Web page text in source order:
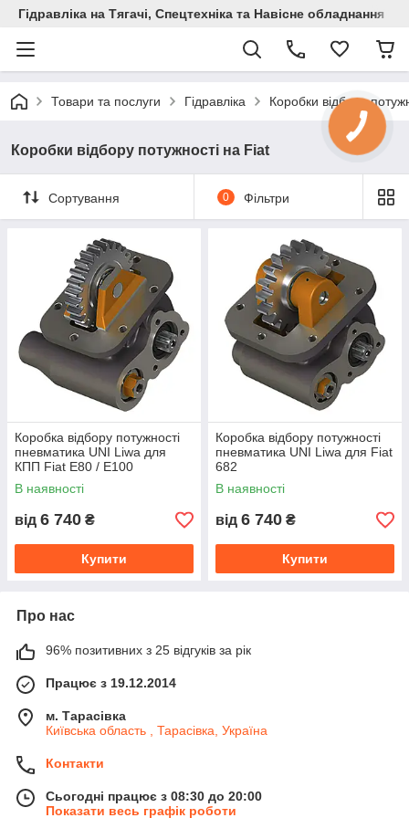
Гідравліка на Тягачі, Спецтехніка та Навісне обладнання
Товари та послуги Гідравліка Коробки відбору
Коробки відбору потужності на Fiat
Сортування 0 Фільтри
Коробка відбору потужності
пневматика UNI Liwa для
КПП Fiat E80 / E100
В наявності
від 6 740 ₴
Купити
Коробка відбору потужності
пневматика UNI Liwa для Fiat
682
В наявності
від 6 740 ₴
Купити
Про нас
96% позитивних з 25 відгуків за рік
Працює з 19.12.2014
м. Тарасівка
Київська область , Тарасівка, Україна
Контакти
Сьогодні працює з 08:30 до 20:00
Показати весь графік роботи